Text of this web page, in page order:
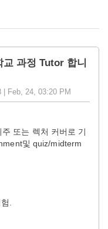
과정 Tutor 합니
| Feb, 24, 03:20 PM
또는 렉처 커버로 기
및 quiz/midterm
.